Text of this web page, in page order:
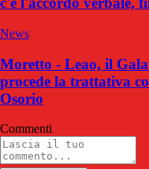
News
Moretto - Leao, il
procede la trattativa
Osorio
Commenti